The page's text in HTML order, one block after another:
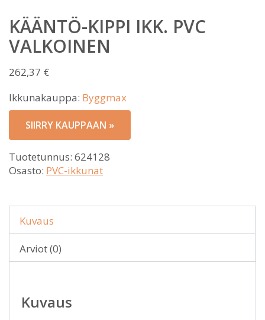
KÄÄNTÖ-KIPPI IKK. PVC
VALKOINEN
262,37 €
Ikkunakauppa: Byggmax
SIIRRY KAUPPAAN »
Tuotetunnus: 624128
Osasto: PVC-ikkunat
Kuvaus
Arviot (0)
Kuvaus